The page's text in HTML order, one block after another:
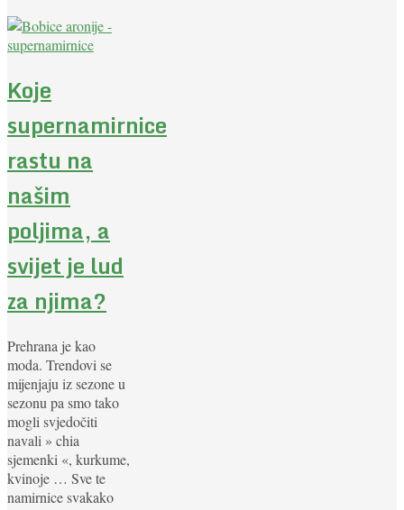
Koje
supernamirnice
rastu na
našim
poljima, a
svijet je lud
za njima?
Prehrana je kao
moda. Trendovi se
mijenjaju iz sezone u
sezonu pa smo tako
mogli svjedočiti
navali » chia
sjemenki «, kurkume,
kvinoje … Sve te
namirnice svakako